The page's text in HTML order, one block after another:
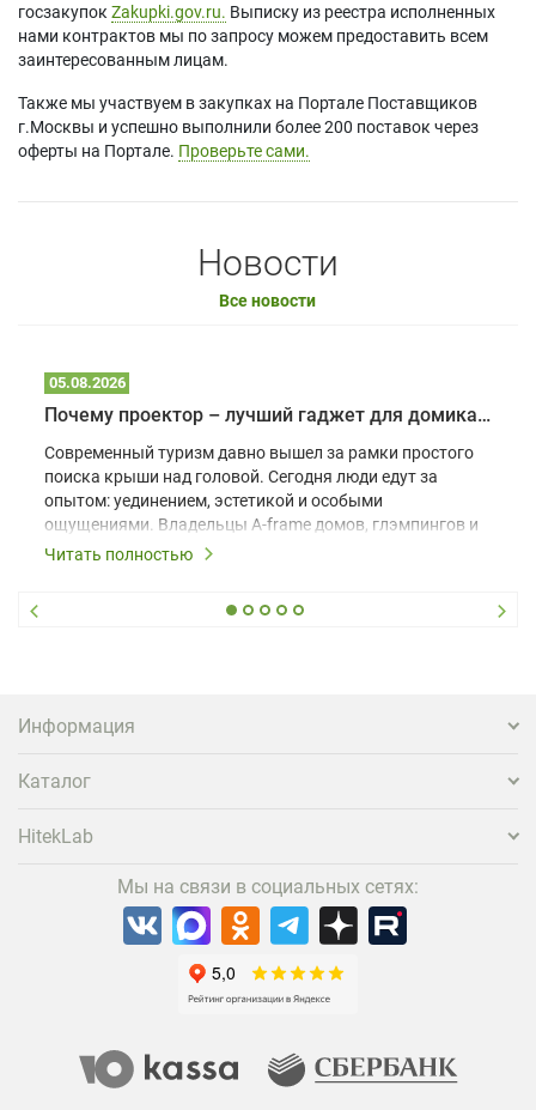
госзакупок Zakupki.gov.ru. Выписку из реестра исполненных
нами контрактов мы по запросу можем предоставить всем
заинтересованным лицам.
Также мы участвуем в закупках на Портале Поставщиков
г.Москвы и успешно выполнили более 200 поставок через
оферты на Портале. Проверьте сами.
Новости
Все новости
05.08.2026
Почему проектор – лучший гаджет для домика в глэмпинге
Современный туризм давно вышел за рамки простого
поиска крыши над головой. Сегодня люди едут за
опытом: уединением, эстетикой и особыми
ощущениями. Владельцы A-frame домов, глэмпингов и
шале понимают, что конкуренция растет, и
вернуться и поделиться впечатлениями в соцсетях,
проектора.
Читать полностью
Информация
Каталог
HitekLab
Мы на связи в социальных сетях: